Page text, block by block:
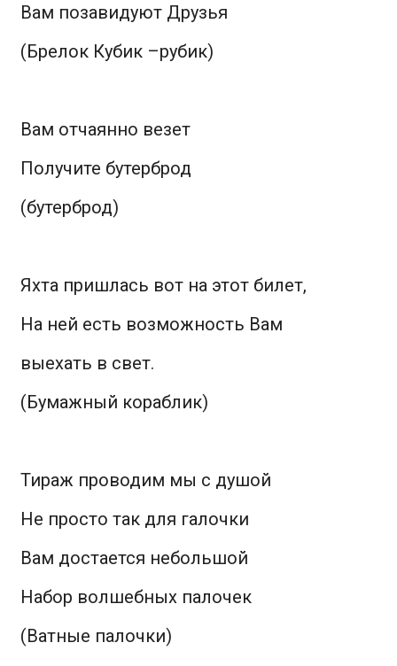
Вам позавидуют Друзья
(Брелок Кубик –рубик)
Вам отчаянно везет
Получите бутерброд
(бутерброд)
Яхта пришлась вот на этот билет,
На ней есть возможность Вам
выехать в свет.
(Бумажный кораблик)
Тираж проводим мы с душой
Не просто так для галочки
Вам достается небольшой
Набор волшебных палочек
(Ватные палочки)